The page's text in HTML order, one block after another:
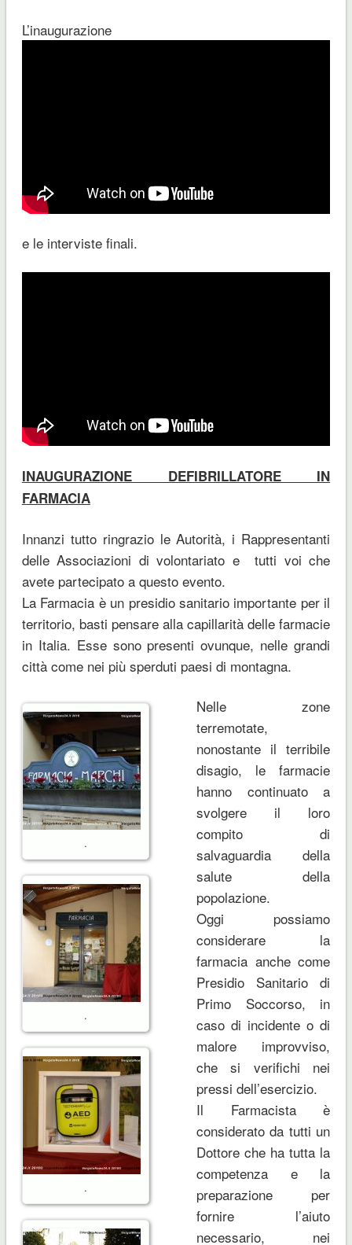
L’inaugurazione
e le interviste finali.
INAUGURAZIONE DEFIBRILLATORE IN
FARMACIA
Innanzi tutto ringrazio le Autorità, i Rappresentanti
delle Associazioni di volontariato e tutti voi che
avete partecipato a questo evento.
La Farmacia è un presidio sanitario importante per il
territorio, basti pensare alla capillarità delle farmacie
in Italia. Esse sono presenti ovunque, nelle grandi
città come nei più sperduti paesi di montagna.
.
.
.
Nelle zone
terremotate,
nonostante il terribile
disagio, le farmacie
hanno continuato a
svolgere il loro
compito di
salvaguardia della
salute della
popolazione.
Oggi possiamo
considerare la
farmacia anche come
Presidio Sanitario di
Primo Soccorso, in
caso di incidente o di
malore improvviso,
che si verifichi nei
pressi dell’esercizio.
Il Farmacista è
considerato da tutti un
Dottore che ha tutta la
competenza e la
preparazione per
fornire l’aiuto
necessario, nei